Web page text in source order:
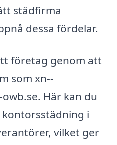
städfirma
dessa fördelar.
företag genom att
som xn--
Här kan du
i
vilket ger